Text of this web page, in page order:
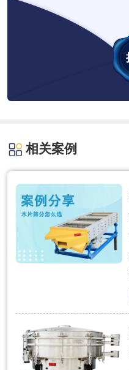
相关案例